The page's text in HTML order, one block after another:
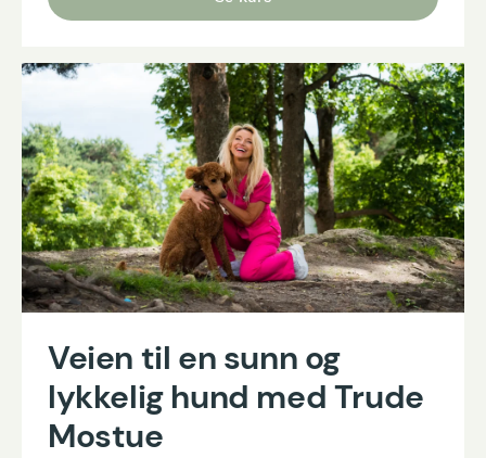
Veien til en sunn og
lykkelig hund med Trude
Mostue